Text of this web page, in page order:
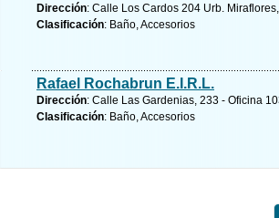
Dirección: Calle Los Cardos 204 Urb.
Clasificación: Baño, Accesorios
Rafael Rochabrun E.I.R.L.
Dirección: Calle Las Gardenias, 233 - Oficina
Clasificación: Baño, Accesorios